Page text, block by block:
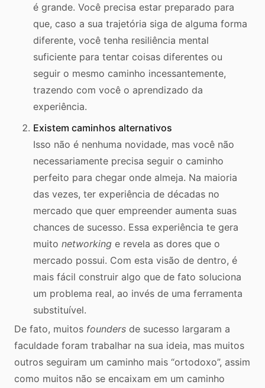
é grande. Você precisa estar preparado para
que, caso a sua trajetória siga de alguma forma
diferente, você tenha resiliência mental
suficiente para tentar coisas diferentes ou
seguir o mesmo caminho incessantemente,
trazendo com você o aprendizado da
experiência.
Existem caminhos alternativos
Isso não é nenhuma novidade, mas você não
necessariamente precisa seguir o caminho
perfeito para chegar onde almeja. Na maioria
das vezes, ter experiência de décadas no
mercado que quer empreender aumenta suas
chances de sucesso. Essa experiência te gera
muito networking e revela as dores que o
mercado possui. Com esta visão de dentro, é
mais fácil construir algo que de fato soluciona
um problema real, ao invés de uma ferramenta
substituível.
De fato, muitos founders de sucesso largaram a
faculdade foram trabalhar na sua ideia, mas muitos
outros seguiram um caminho mais “ortodoxo”, assim
como muitos não se encaixam em um caminho